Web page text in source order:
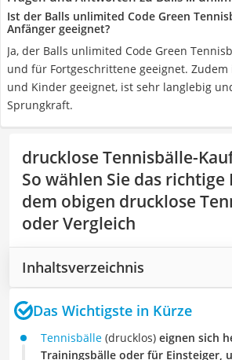
Ist der Balls unlimited Code Green
Anfänger geeignet?
Ja, der Balls unlimited Code Green
und für Fortgeschrittene geeignet.
und Kinder geeignet, ist sehr langlebig
Sprungkraft.
drucklose Tennisbälle-
So wählen Sie das
dem obigen drucklose
oder Vergleich
Inhaltsverzeichnis
Das Wichtigste in Kürze
Tennisbälle (drucklos) eignen sich
Trainingsbälle oder für Einsteiger,